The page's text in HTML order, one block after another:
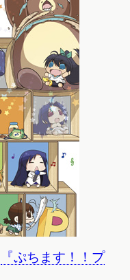
『ぷちます！！プ